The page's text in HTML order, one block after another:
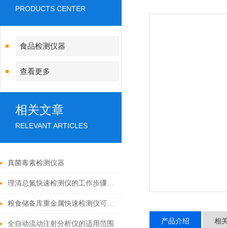
PRODUCTS CENTER
食品检测仪器
查看更多
相关文章
RELEVANT ARTICLES
真菌毒素检测仪器
理清总氮快速检测仪的工作步骤原理
粮食储备库重金属快速检测仪可以检测什么
全自动流动注射分析仪的适用范围 产品介绍 相